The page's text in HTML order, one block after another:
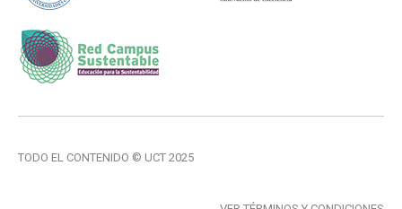
TODO EL CONTENIDO © UCT 2025